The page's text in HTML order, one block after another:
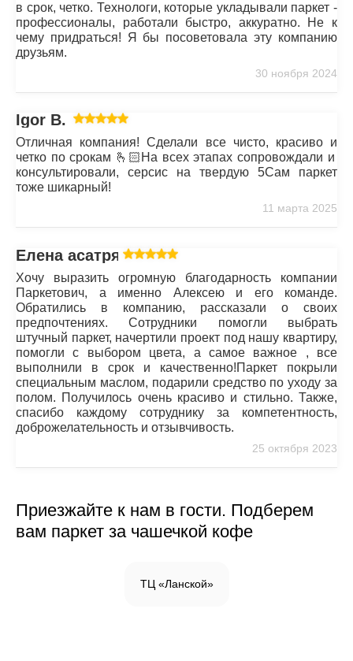
в срок, четко. Технологи, которые укладывали паркет -
профессионалы, работали быстро, аккуратно. Не к
чему придраться! Я бы посоветовала эту компанию
друзьям.
30 ноября 2024
Igor B.
Отличная компания! Сделали все чисто, красиво и
четко по срокам 🫰🏻На всех этапах сопровождали и
консультировали, серсис на твердую 5Сам паркет
тоже шикарный!
11 марта 2025
Елена асатрян
Хочу выразить огромную благодарность компании
Паркетович, а именно Алексею и его команде.
Обратились в компанию, рассказали о своих
предпочтениях. Сотрудники помогли выбрать
штучный паркет, начертили проект под нашу квартиру,
помогли с выбором цвета, а самое важное , все
выполнили в срок и качественно!Паркет покрыли
специальным маслом, подарили средство по уходу за
полом. Получилось очень красиво и стильно. Также,
спасибо каждому сотруднику за компетентность,
доброжелательность и отзывчивость.
25 октября 2023
Приезжайте к нам в гости. Подберем
вам паркет за чашечкой кофе
ТЦ «Ланской»